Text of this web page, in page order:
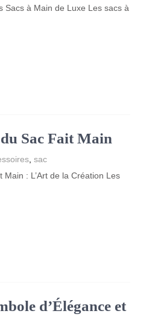
Sacs à Main de Luxe Les sacs à
Sac Fait Main
, sac
Main : L’Art de la Création Les
d’Élégance et